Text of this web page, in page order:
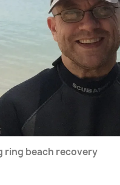
ring beach recovery